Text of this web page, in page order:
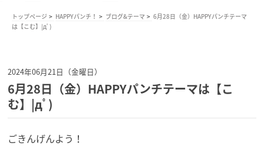
トップページ HAPPYパンチ！ ブログ&テーマ
6月28日（金）HAPPYパンチテーマ
は【こむ】|дﾟ)
2024年06月21日（金曜日）
6月28日（金）HAPPYパンチテーマは【こ
む】|дﾟ)
ごきんげんよう！